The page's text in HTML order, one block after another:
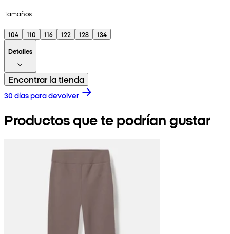
Tamaños
104 110 116 122 128
134
Detalles
Encontrar la tienda
30 días para devolver
Productos que te podrían gustar